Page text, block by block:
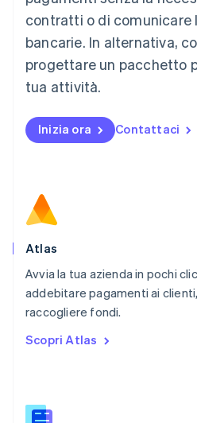
contratti o di comunicare
bancarie. In alternativa,
progettare un pacchetto
tua attività.
Inizia ora Contattaci
Atlas
Avvia la tua azienda in pochi
addebitare pagamenti ai
raccogliere fondi.
Scopri Atlas
Malaysia
English 简体中文
Malta
Messico
EspañolEnglish
English
Nuova Zelanda
English
Portogallo
Português
English简体中文
Regno Unito
English
English
English